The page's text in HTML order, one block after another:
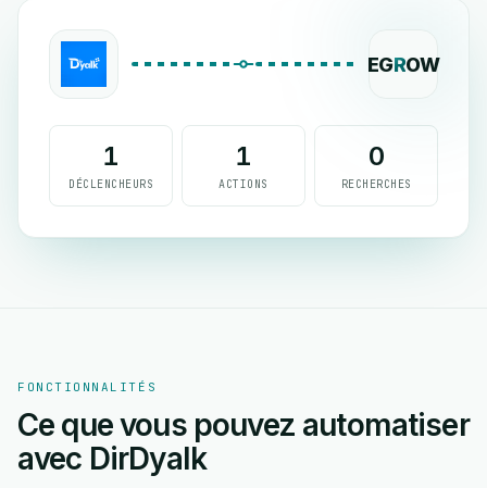
EGROW
1
DÉCLENCHEURS
1
ACTIONS
0
RECHERCHES
FONCTIONNALITÉS
Ce que vous pouvez automatiser
avec DirDyalk